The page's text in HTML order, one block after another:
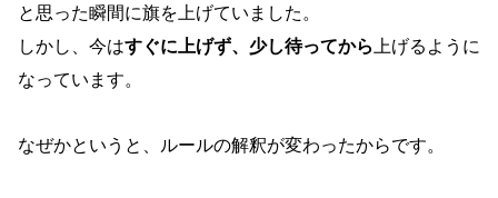
と思った瞬間に旗を上げていました。
しかし、今はすぐに上げず、少し待ってから 上げるように
なっています。
なぜかというと、ルールの解釈が変わったからです。